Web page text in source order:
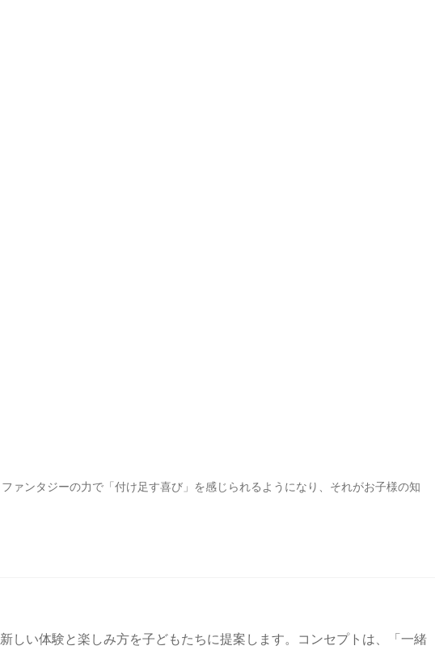
ァンタジーの力で「付け足す喜び」を感じられるようになり、それがお子様の知
しい体験と楽しみ方を子どもたちに提案します。コンセプトは、「一緒